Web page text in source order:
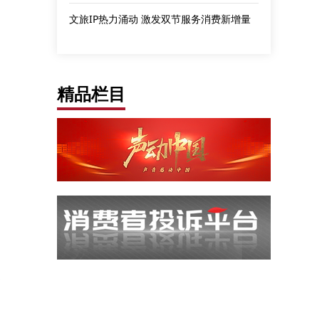
文旅IP热力涌动 激发双节服务消费新增量
精品栏目